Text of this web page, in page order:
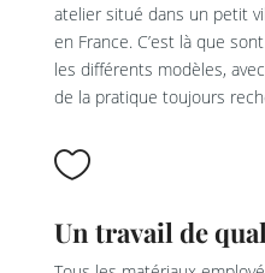
atelier situé dans un petit
en France. C’est là que
les différents modèles,
de la pratique toujours

Un travail de